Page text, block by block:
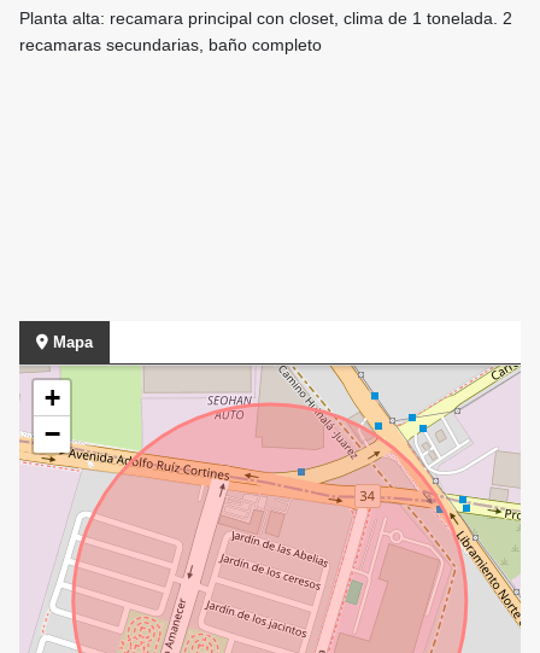
Planta alta: recamara principal con closet, clima de 1 tonelada. 2
recamaras secundarias, baño completo
Mapa
+
−